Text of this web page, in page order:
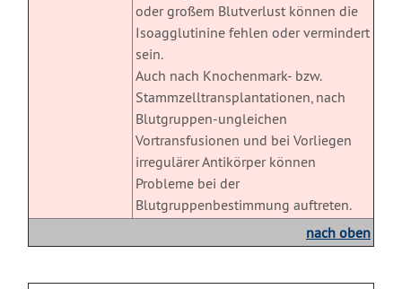
oder großem Blutverlust können die
Isoagglutinine fehlen oder vermindert
sein.
Auch nach Knochenmark- bzw.
Stammzelltransplantationen, nach
Blutgruppen-ungleichen
Vortransfusionen und bei Vorliegen
irregulärer Antikörper können
Probleme bei der
Blutgruppenbestimmung auftreten.
nach oben